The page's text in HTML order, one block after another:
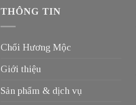
THÔNG TIN
Chổi Hương Mộc
Giới thiệu
Sản phẩm & dịch vụ